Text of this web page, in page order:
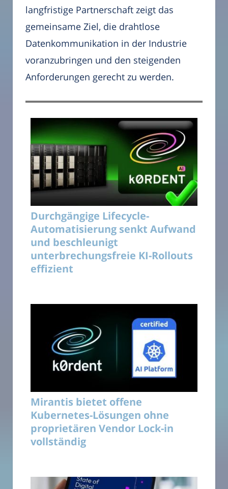
langfristige Partnerschaft zeigt das
gemeinsame Ziel, die drahtlose
Datenkommunikation in der Industrie
voranzubringen und den steigenden
Anforderungen gerecht zu werden.
Durchgängige Lifecycle-
Automatisierung senkt Aufwand
und beschleunigt
unterbrechungsfreie KI-Rollouts
effizient
Mirantis bietet offene
Kubernetes-Lösungen ohne
proprietären Vendor Lock-in
vollständig